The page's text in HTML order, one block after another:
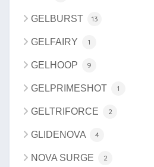
GELBURST 13
GELFAIRY 1
GELHOOP 9
GELPRIMESHOT 1
GELTRIFORCE 2
GLIDENOVA 4
NOVA SURGE 2